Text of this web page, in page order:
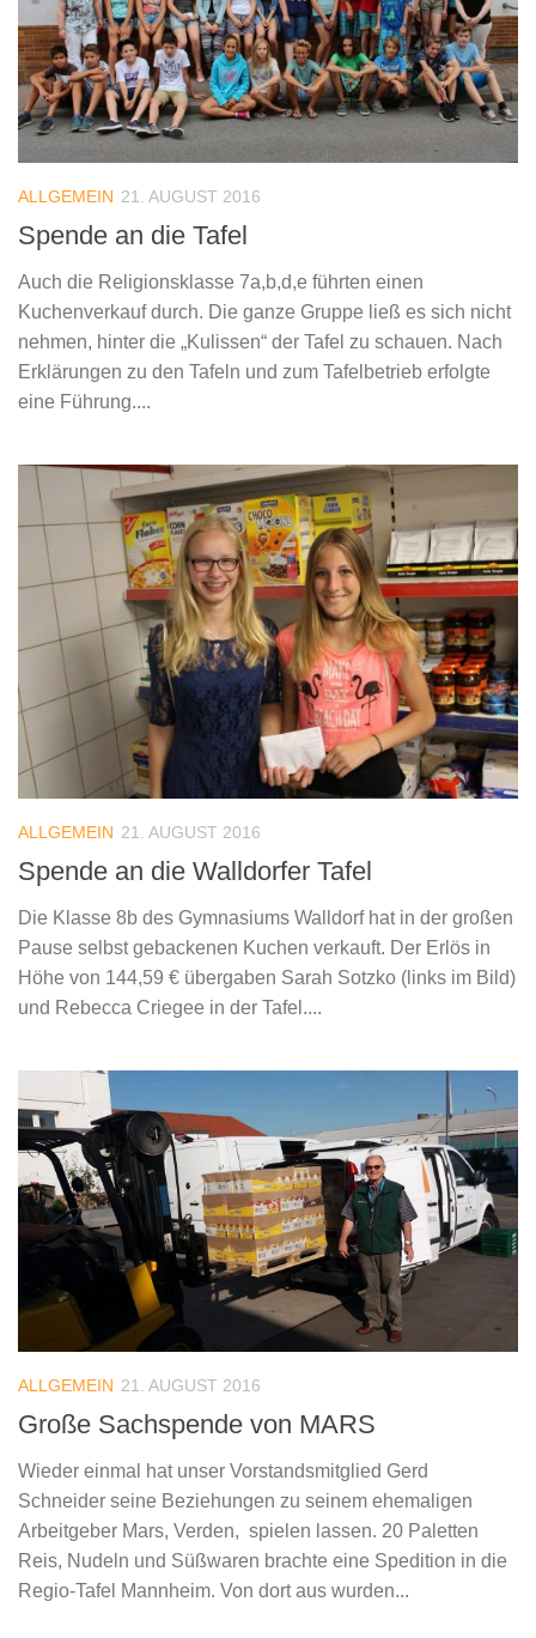
ALLGEMEIN 21. AUGUST 2016
Spende an die Tafel
Auch die Religionsklasse 7a,b,d,e führten einen
Kuchenverkauf durch. Die ganze Gruppe ließ es sich nicht
nehmen, hinter die „Kulissen“ der Tafel zu schauen. Nach
Erklärungen zu den Tafeln und zum Tafelbetrieb erfolgte
eine Führung....
ALLGEMEIN 21. AUGUST 2016
Spende an die Walldorfer Tafel
Die Klasse 8b des Gymnasiums Walldorf hat in der großen
Pause selbst gebackenen Kuchen verkauft. Der Erlös in
Höhe von 144,59 € übergaben Sarah Sotzko (links im Bild)
und Rebecca Criegee in der Tafel....
ALLGEMEIN 21. AUGUST 2016
Große Sachspende von MARS
Wieder einmal hat unser Vorstandsmitglied Gerd
Schneider seine Beziehungen zu seinem ehemaligen
Arbeitgeber Mars, Verden, spielen lassen. 20 Paletten
Reis, Nudeln und Süßwaren brachte eine Spedition in die
Regio-Tafel Mannheim. Von dort aus wurden...